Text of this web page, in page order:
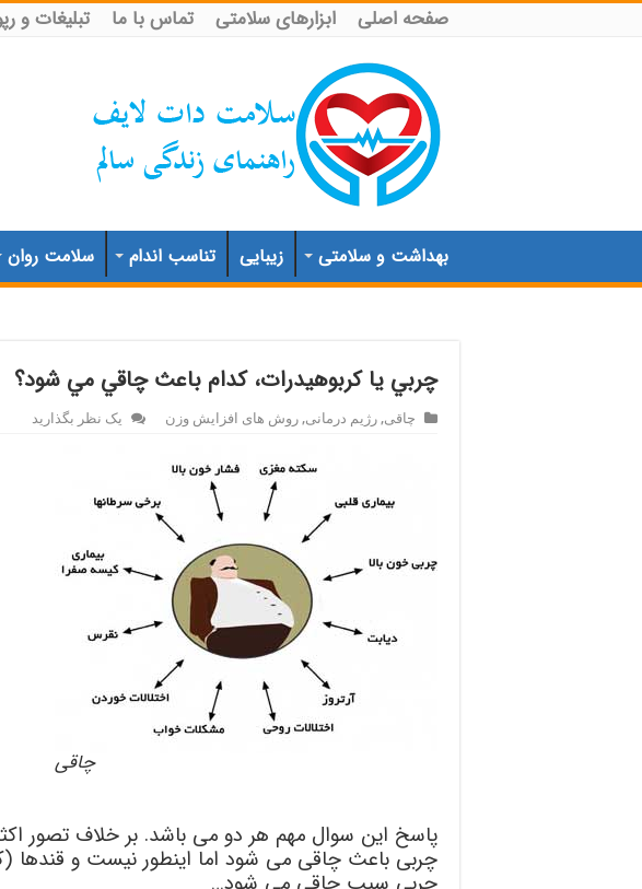
صفحه اصلی ابزارهای سلامتی تماس با ما تبلیغات و
بهداشت و سلامتی زیبایی تناسب اندام سلامت روان
چربي يا کربوهيدرات، کدام باعث چاقي مي شود؟
چاقی,رژیم درمانی,روش های افزایش وزن یک نظر بگذارید
چاقی
پاسخ این سوال مهم هر دو می باشد. بر خلاف تصور
چربی باعث چاقی می شود اما اینطور نیست و قندها